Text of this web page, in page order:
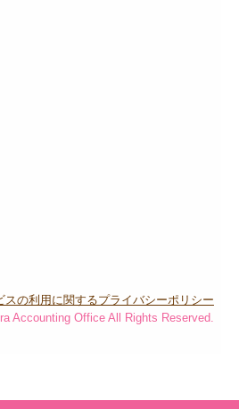
スの利用に関するプライバシーポリシー
Accounting Office All Rights Reserved.